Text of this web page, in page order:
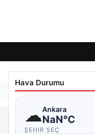
Hava Durumu
☁Ankara
NaN°C
ŞEHIR SEÇ